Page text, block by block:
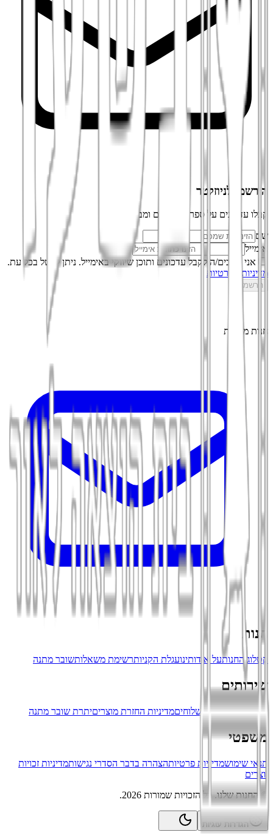
הירשמו לניוזלטר
קבלו עדכונים על ספרים חדשים ומבצעים
שם
אימייל
אני מסכים/ה לקבל עדכונים ותוכן שיווקי באימייל. ניתן לבטל בכל עת.
מדיניות הפרטיות
הרשמה
חנות מקוונת
חנות
קטלוג החנותעל אודותינועגלת הקניותרשימת משאלותשובר מתנה
שירותים
צרו קשרמדיניות משלוחיםמדיניות החזרת מוצריםיתרת שובר מתנה
משפטי
תנאי שימושמדיניות פרטיותהצהרה בדבר הסדרי נגישותמדיניות זכויות
יוצרים
© החנות שלנו.כל הזכויות שמורות 2026
.
הגדרות עוגיות